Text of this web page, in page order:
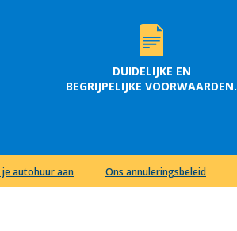
DUIDELIJKE EN
BEGRIJPELIJKE VOORWAARDEN.
je autohuur aan Ons annuleringsbeleid